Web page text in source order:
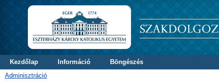
Kezdőlap Információ
Böngészés
Adminisztráció